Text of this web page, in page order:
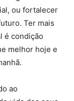
ou fortalecer
Ter mais
é condição
melhor hoje e
ao